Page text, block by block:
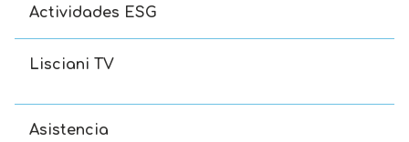
Actividades ESG
Lisciani TV
Asistencia